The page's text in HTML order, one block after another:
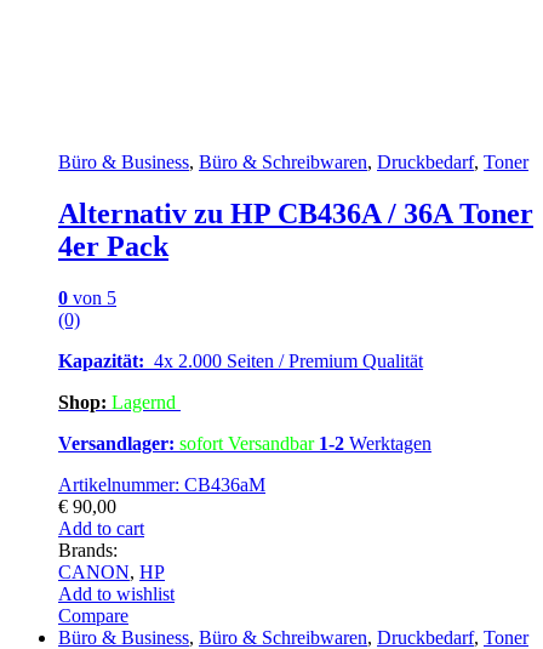
Büro & Business, Büro & Schreibwaren, Druckbedarf, Toner
Alternativ zu HP CB436A / 36A Toner
4er Pack
0 von 5
(0)
Kapazität: 4x 2.000 Seiten / Premium Qualität
Shop: Lagernd
Versandlager: sofort Versandbar 1-2 Werktagen
Artikelnummer: CB436aM
€ 90,00
Add to cart
Brands:
CANON, HP
Add to wishlist
Compare
Büro & Business, Büro & Schreibwaren, Druckbedarf, Toner